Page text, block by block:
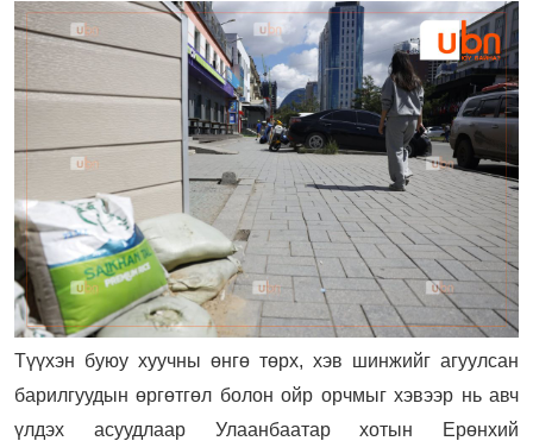
Түүхэн буюу хуучны өнгө төрх, хэв шинжийг агуулсан
барилгуудын өргөтгөл болон ойр орчмыг хэвээр нь авч
үлдэх асуудлаар Улаанбаатар хотын Ерөнхий